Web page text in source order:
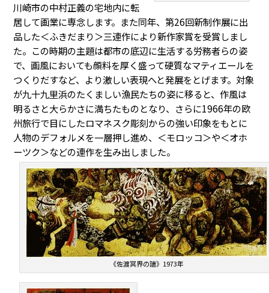
川崎市の中村正義の宅地内に転
居して画業に専念します。また同年、第26回新制作展に出
品した＜ふきだまり＞三連作により新作家賞を受賞しまし
た。この時期の主題は都市の底辺に生活する労務者らの姿
で、画風においても顔料を厚く盛って硬質なマティエールを
つくりだすなど、より激しい表現へと発展をとげます。対象
が九十九里浜のたくましい漁民たちの姿に移ると、作風は
明るさと大らかさに満ちたものとなり、さらに1966年の欧
州旅行で目にしたロマネスク彫刻からの強い印象をもとに
人物のデフォルメを一層押し進め、＜モロッコ＞や＜オホ
ーツク＞などの連作を生み出しました。
《佐渡冥界の譜》1973年